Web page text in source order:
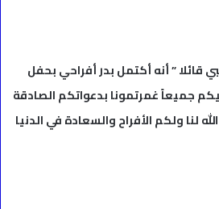
قائلا ” أنه أكتمل بدر أفراحي بحفل
جميعاً غمرتمونا بدعواتكم الصادقة
لنا ولكم الأفراح والسعادة في الدنيا